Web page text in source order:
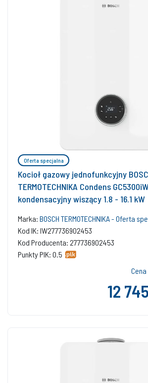
Oferta specjalna
Kocioł gazowy jednofunkcyjny
TERMOTECHNIKA Condens
kondensacyjny wiszący 1.8 - 16.1 kW
Marka: BOSCH TERMOTECHNIKA - Oferta
Kod IK: IW277736902453
Kod Producenta: 277736902453
Punkty PIK: 0.5
12